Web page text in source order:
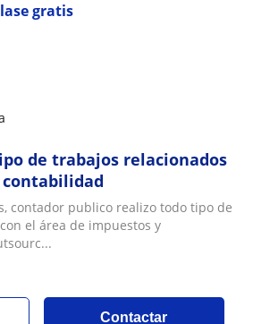
gratis
de trabajos relacionados
contador publico realizo todo tipo de
el área de impuestos y
Contactar